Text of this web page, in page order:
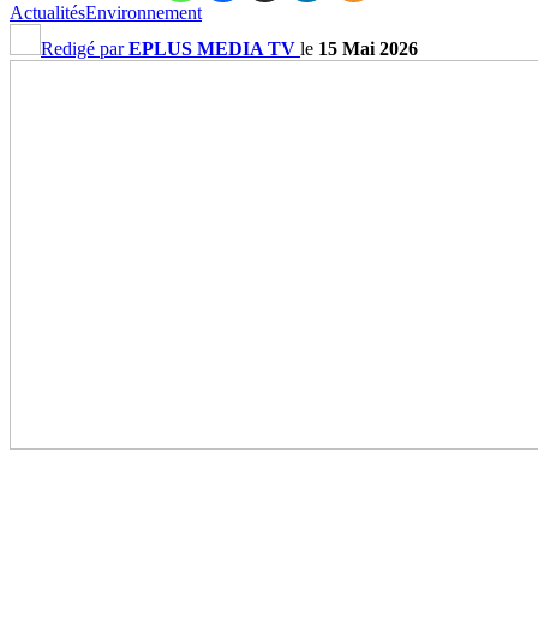
ActualitésEnvironnement
Redigé parEPLUS MEDIA TV le 15 Mai 2026